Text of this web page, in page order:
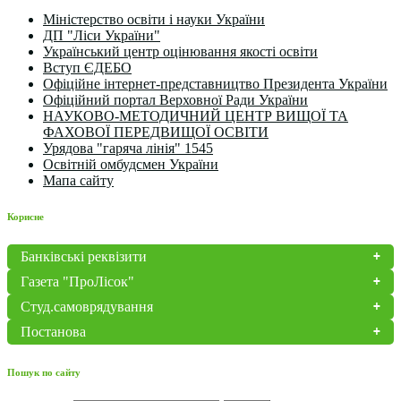
Міністерство освіти і науки України
ДП "Ліси України"
Український центр оцінювання якості освіти
Вступ ЄДЕБО
Офіційне інтернет-представництво Президента України
Офіційний портал Верховної Ради України
НАУКОВО-МЕТОДИЧНИЙ ЦЕНТР ВИЩОЇ ТА
ФАХОВОЇ ПЕРЕДВИЩОЇ ОСВІТИ
Урядова "гаряча лінія" 1545
Освітній омбудсмен України
Мапа сайту
Корисне
Банківські реквізити
Газета "ПроЛісок"
Студ.самоврядування
Постанова
Пошук по сайту